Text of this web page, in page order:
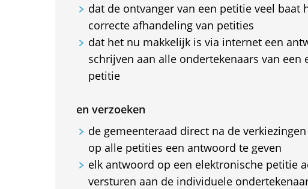
dat de ontvanger van een petitie veel baat
correcte afhandeling van petities
dat het nu makkelijk is via internet een
schrijven aan alle ondertekenaars van een
petitie
en verzoeken
de gemeenteraad direct na de
op alle petities een antwoord te geven
elk antwoord op een elektronische petitie
versturen aan de individuele